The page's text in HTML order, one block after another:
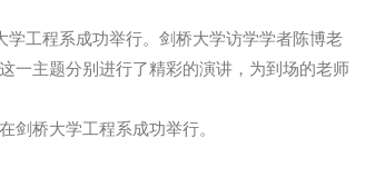
学工程系成功举行。剑桥大学访学学者陈博老
一主题分别进行了精彩的演讲，为到场的老师
剑桥大学工程系成功举行。